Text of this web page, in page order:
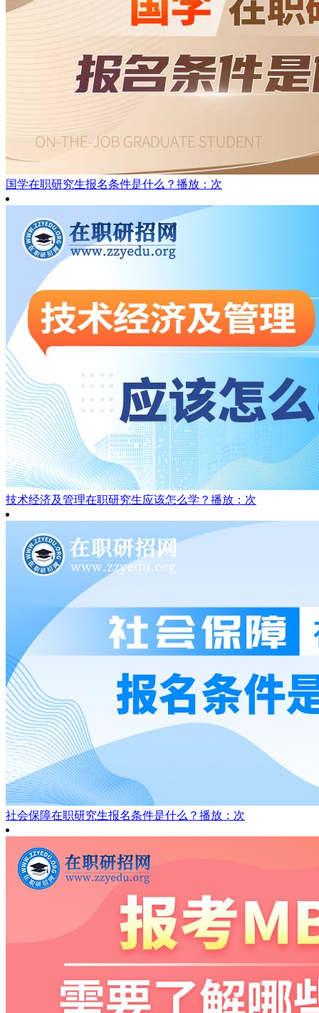
国学在职研究生报名条件是什么？ 播放：次
技术经济及管理在职研究生应该怎么学？ 播放：次
社会保障在职研究生报名条件是什么？ 播放：次